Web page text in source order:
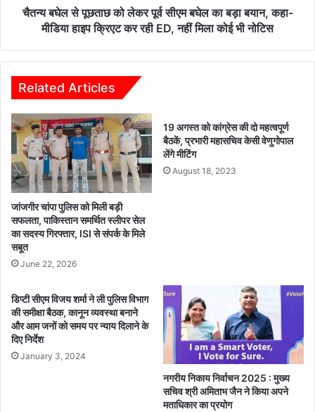
मी
ग
ह
र्षो
ल्ला
स
से
म
ना
ई
हो
ली
पू
र्व
सी
ए
म
ब
घे
ल
का
ब
ड़ा
ब
न
,
क
हा
-
चैतन्य बघेल से पूछताछ को लेकर पूर्व सीएम बघेल का बड़ा बयान, कहा-
मीडिया हाइप क्रिएट कर रही ED, नहीं मिला कोई भी नोटिस
Related Articles
जांजगीर चांपा पुलिस को मिली बड़ी
सफलता, पाकिस्तान समर्थित स्लीपर सेल
का सदस्य गिरफ्तार, ISI से संपर्क के मिले
सबूत
June 22, 2026
19 अगस्त को कांग्रेस की दो महत्वपूर्ण
बैठकें, प्रभारी महासचिव केसी वेणुगोपाल
लेंगे मीटिंग
August 18, 2023
डिप्टी सीएम विजय शर्मा ने ली पुलिस विभाग
की समीक्षा बैठक, कानून व्यवस्था बनाने
और आम जनों को समय पर न्याय दिलाने के
दिए निर्देश
January 3, 2024
नगरीय निकाय निर्वाचन 2025 : मुख्य
सचिव श्री अमिताभ जैन ने किया अपने
मताधिकार का प्रयोग